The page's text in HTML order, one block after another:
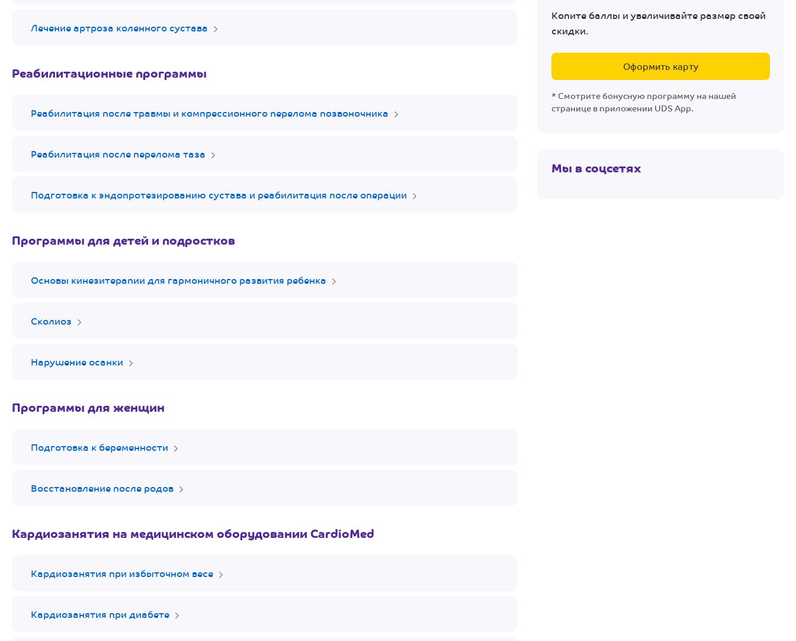
Копите баллы и увеличивайте размер своей
скидки.
Оформить карту
* Смотрите бонусную программу на нашей
странице в приложении UDS App.
Мы в соцсетях
Лечение артроза коленного сустава
Реабилитационные программы
Реабилитация после травмы и компрессионного перелома позвоночника
Реабилитация после перелома таза
Подготовка к эндопротезированию сустава и реабилитация после операции
Программы для детей и подростков
Основы кинезитерапии для гармоничного развития ребенка
Сколиоз
Нарушение осанки
Программы для женщин
Подготовка к беременности
Восстановление после родов
Кардиозанятия на медицинском оборудовании CardioMed
Кардиозанятия при избыточном весе
Кардиозанятия при диабете